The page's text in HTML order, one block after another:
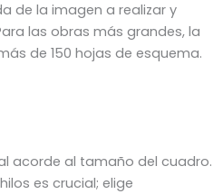
de la imagen a realizar y
las obras más grandes, la
de 150 hojas de esquema.
acorde al tamaño del cuadro.
es crucial; elige